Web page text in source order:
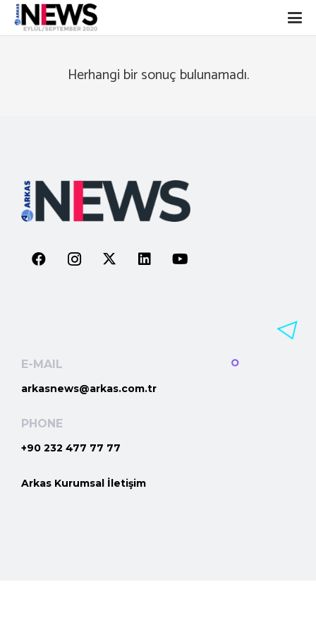
Herhangi bir sonuç bulunamadı.
E-MAIL
arkasnews@arkas.com.tr
PHONE
+90 232 477 77 77
Arkas Kurumsal İletişim